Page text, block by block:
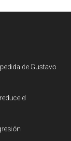
de Gustavo
el